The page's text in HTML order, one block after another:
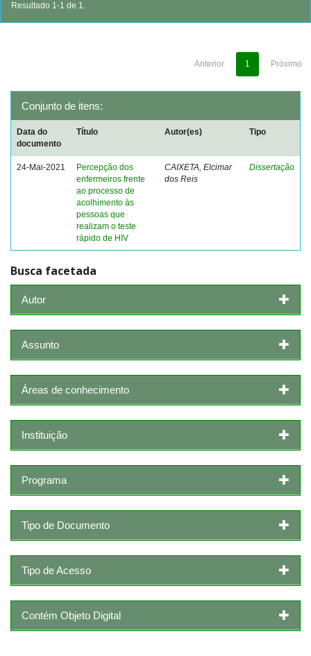
Resultado 1-1 de 1.
Anterior 1 Próximo
Conjunto de itens:
Data do
documento
Título Autor(es) Tipo
24-Mai-2021
Percepção dos
enfermeiros frente
ao processo de
acolhimento às
pessoas que
realizam o teste
rápido de HIV
CAIXETA, Elcimar
dos Reis
Dissertação
Busca facetada
Autor
Assunto
Áreas de conhecimento
Instituição
Programa
Tipo de Documento
Tipo de Acesso
Contém Objeto Digital